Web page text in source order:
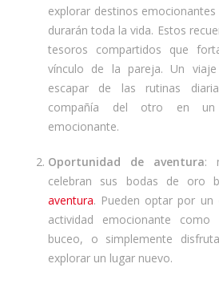
explorar destinos
durarán toda la vida. Estos
tesoros compartidos que
vínculo de la pareja. Un
escapar de las rutinas
compañía del otro en
emocionante.
Oportunidad de aventura:
celebran sus bodas de oro
aventura. Pueden optar por un
actividad emocionante como
buceo, o simplemente
explorar un lugar nuevo.